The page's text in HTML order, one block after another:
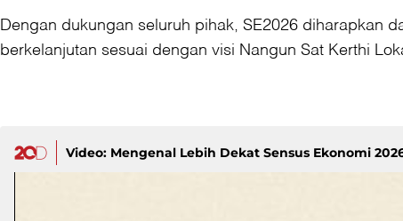
Dengan dukungan seluruh pihak, SE2026 diharapkan
berkelanjutan sesuai dengan visi Nangun Sat Kerthi
Video: Mengenal Lebih Dekat Sensus Ekonomi